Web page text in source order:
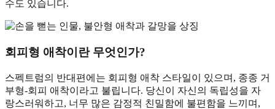
수도 있습니다.
회피형 애착이란 무엇인가?
스펙트럼의 반대편에는 회피형 애착 스타일이 있으며, 종종 거
부형-회피 애착이라고 불립니다. 당신이 자신의 독립성을 자
랑스러워하고, 너무 많은 감정적 친밀함에 불편함을 느끼며,